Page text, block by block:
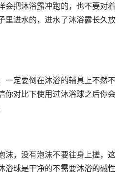
会把沐浴露冲跑的，也不要对着
里进水的，进水了沐浴露长久放
一定要倒在沐浴的辅具上不然不
你对比下使用过沐浴球之后你会
沫，没有泡沫不要往身上搓，这
浴球是干净的不需要沐浴的碱性